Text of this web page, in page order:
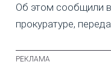
Об этом сообщили
прокуратуре,